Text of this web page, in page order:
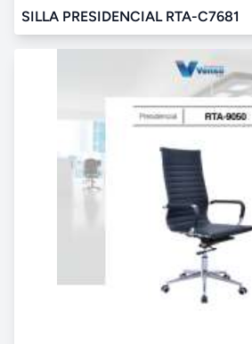
SILLA PRESIDENCIAL RTA-C7681